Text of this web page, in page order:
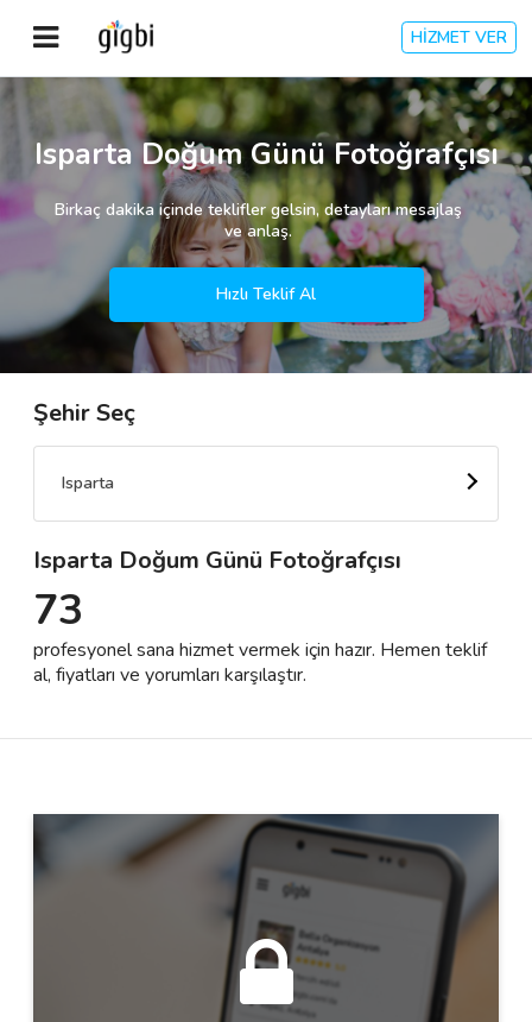
HİZMET VER
Anasayfa
Kayıt Ol
Kategoriler
🎈 Biz Kimiz?
🌟 Müşteri Değerlendirmeleri
Destek
İletişim
Isparta Doğum Günü Fotoğrafçısı
Birkaç dakika içinde teklifler gelsin, detayları mesajlaş
ve anlaş.
Hızlı Teklif Al
Şehir Seç
Isparta
Isparta Doğum Günü Fotoğrafçısı
73
profesyonel sana hizmet vermek için hazır. Hemen teklif
al, fiyatları ve yorumları karşılaştır.